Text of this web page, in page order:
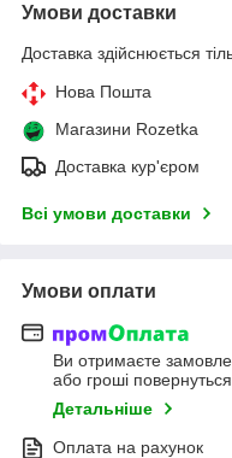
Умови доставки
Доставка здійснюється
Нова Пошта
Магазини Rozetka
Доставка кур'єром
Всі умови доставки
Умови оплати
Ви отримаєте
або гроші
Детальніше
Оплата на рахунок